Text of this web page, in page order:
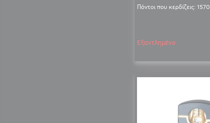
Πόντοι που κερδίζεις: 1570
Εξαντλημένο